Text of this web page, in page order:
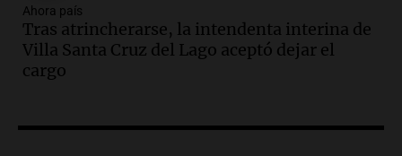
Episodios
Audio.Clases de tango y milonga en la
Confitería El Oriental: una propuesta
cultural imperdible
Episodios
Ahora país
Tras atrincherarse, la intendenta interina de
Villa Santa Cruz del Lago aceptó dejar el
cargo